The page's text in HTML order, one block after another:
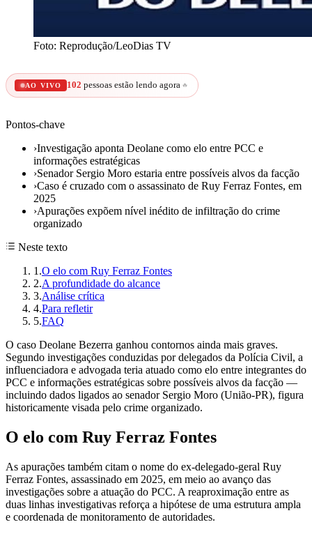
Foto: Reprodução/LeoDias TV
AO VIVO 102 pessoas estão lendo agora 🔥
Pontos-chave
›Investigação aponta Deolane como elo entre PCC e
informações estratégicas
›Senador Sergio Moro estaria entre possíveis alvos da facção
›Caso é cruzado com o assassinato de Ruy Ferraz Fontes, em
2025
›Apurações expõem nível inédito de infiltração do crime
organizado
Neste texto
1 .O elo com Ruy Ferraz Fontes
2.A profundidade do alcance
3.Análise crítica
4.Para refletir
5.FAQ
O caso Deolane Bezerra ganhou contornos ainda mais graves.
Segundo investigações conduzidas por delegados da Polícia Civil, a
influenciadora e advogada teria atuado como elo entre integrantes do
PCC e informações estratégicas sobre possíveis alvos da facção —
incluindo dados ligados ao senador Sergio Moro (União-PR), figura
historicamente visada pelo crime organizado.
O elo com Ruy Ferraz Fontes
As apurações também citam o nome do ex-delegado-geral Ruy
Ferraz Fontes, assassinado em 2025, em meio ao avanço das
investigações sobre a atuação do PCC. A reaproximação entre as
duas linhas investigativas reforça a hipótese de uma estrutura ampla
e coordenada de monitoramento de autoridades.